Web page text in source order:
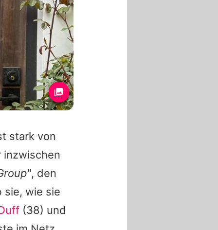
stark von
inzwischen
, den
wie sie
(38) und